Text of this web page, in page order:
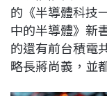
的《半導體科技
中的半導體》新
的還有前台積電
略長蔣尚義，並